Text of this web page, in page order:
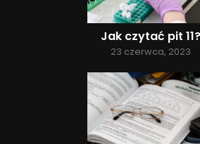
Jak czytać pit 11?
23 czerwca, 2023